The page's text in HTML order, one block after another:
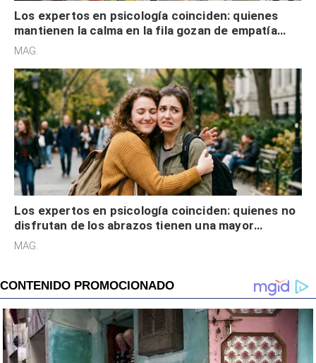
Los expertos en psicología coinciden: quienes no
disfrutan de los abrazos tienen una mayor
sensibilidad a los estímulos físicos y no es por
desinterés
MAG.